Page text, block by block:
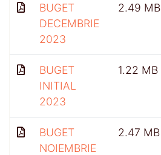
BUGET
DECEMBRIE
2023
2.49 MB
BUGET
INITIAL
2023
1.22 MB
BUGET
NOIEMBRIE
2.47 MB